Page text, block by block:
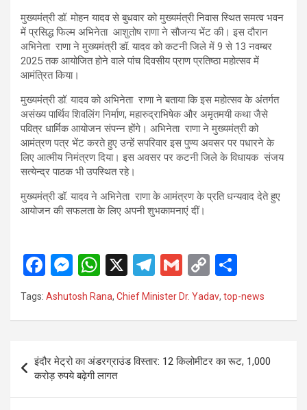
मुख्यमंत्री डॉ. मोहन यादव से बुधवार को मुख्यमंत्री निवास स्थित समत्व भवन
में प्रसिद्ध फिल्म अभिनेता आशुतोष राणा ने सौजन्य भेंट की। इस दौरान
अभिनेता राणा ने मुख्यमंत्री डॉ. यादव को कटनी जिले में 9 से 13 नवम्बर
2025 तक आयोजित होने वाले पांच दिवसीय प्राण प्रतिष्ठा महोत्सव में
आमंत्रित किया।
मुख्यमंत्री डॉ. यादव को अभिनेता राणा ने बताया कि इस महोत्सव के अंतर्गत
असंख्य पार्थिव शिवलिंग निर्माण, महारुद्राभिषेक और अमृतमयी कथा जैसे
पवित्र धार्मिक आयोजन संपन्न होंगे। अभिनेता राणा ने मुख्यमंत्री को
आमंत्रण पत्र भेंट करते हुए उन्हें सपरिवार इस पुण्य अवसर पर पधारने के
लिए आत्मीय निमंत्रण दिया। इस अवसर पर कटनी जिले के विधायक संजय
सत्येन्द्र पाठक भी उपस्थित रहे।
मुख्यमंत्री डॉ. यादव ने अभिनेता राणा के आमंत्रण के प्रति धन्यवाद देते हुए
आयोजन की सफलता के लिए अपनी शुभकामनाएं दीं।
F
a
ce
o
o
k
M
es
se
g
er
W
at
A
p
p
X
T
el
e
a
G
m
ail
C
py
n
ar
Tags: Ashutosh Rana, Chief Minister Dr. Yadav, top-news
Post
navigation
इंदौर मेट्रो का अंडरग्राउंड विस्तार: 12 किलोमीटर का रूट, 1,000
करोड़ रुपये बढ़ेगी लागत